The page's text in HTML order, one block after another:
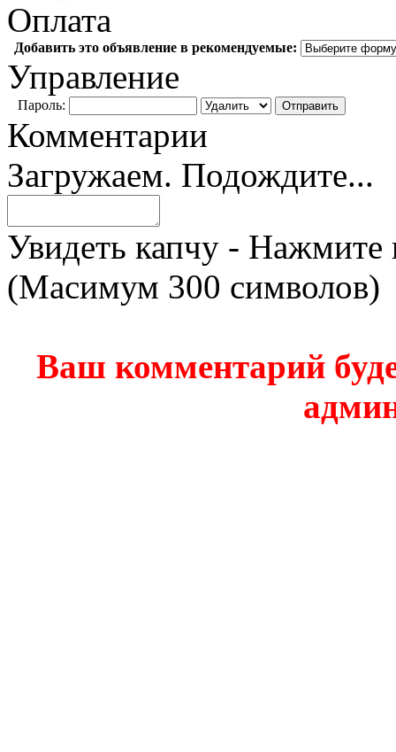
Оплата
Добавить это объявление в рекомендуемые:
Управление
Пароль:
Комментарии
Загружаем. Подождите...
Увидеть капчу - Нажмите
(Масимум 300 символов)
Ваш комментарий